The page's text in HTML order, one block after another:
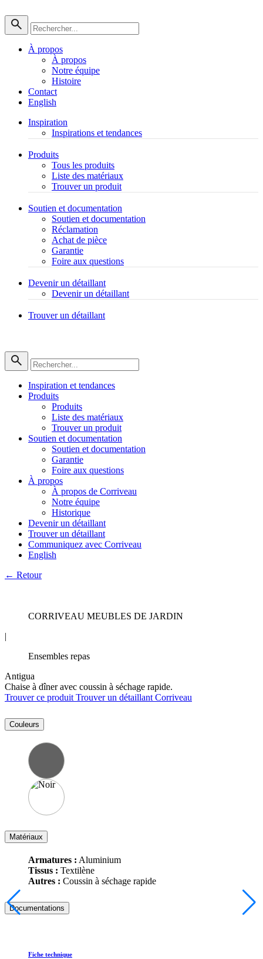
À propos
À propos
Notre équipe
Histoire
Contact
English
Inspiration
Inspirations et tendances
Produits
Tous les produits
Liste des matériaux
Trouver un produit
Soutien et documentation
Soutien et documentation
Réclamation
Achat de pièce
Garantie
Foire aux questions
Devenir un détaillant
Devenir un détaillant
Trouver un détaillant
Inspiration et tendances
Produits
Produits
Liste des matériaux
Trouver un produit
Soutien et documentation
Soutien et documentation
Garantie
Foire aux questions
À propos
À propos de Corriveau
Notre équipe
Historique
Devenir un détaillant
Trouver un détaillant
Communiquez avec Corriveau
English
← Retour
CORRIVEAU MEUBLES DE JARDIN
|
Ensembles repas
Antigua
Chaise à dîner avec coussin à séchage rapide.
Trouver ce produit Trouver un détaillant Corriveau
Couleurs
Matériaux
Armatures : Aluminium
Tissus : Textilène
Autres : Coussin à séchage rapide
Documentations
Fiche technique